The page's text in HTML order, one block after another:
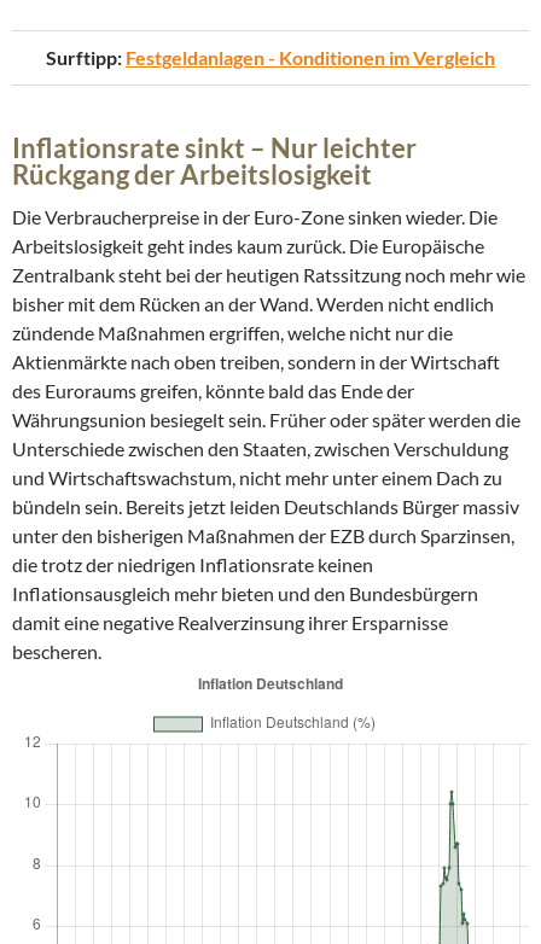
Surftipp: Festgeldanlagen - Konditionen im Vergleich
Inflationsrate sinkt – Nur leichter
Rückgang der Arbeitslosigkeit
Die Verbraucherpreise in der Euro-Zone sinken wieder. Die
Arbeitslosigkeit geht indes kaum zurück. Die Europäische
Zentralbank steht bei der heutigen Ratssitzung noch mehr wie
bisher mit dem Rücken an der Wand. Werden nicht endlich
zündende Maßnahmen ergriffen, welche nicht nur die
Aktienmärkte nach oben treiben, sondern in der Wirtschaft
des Euroraums greifen, könnte bald das Ende der
Währungsunion besiegelt sein. Früher oder später werden die
Unterschiede zwischen den Staaten, zwischen Verschuldung
und Wirtschaftswachstum, nicht mehr unter einem Dach zu
bündeln sein. Bereits jetzt leiden Deutschlands Bürger massiv
unter den bisherigen Maßnahmen der EZB durch Sparzinsen,
die trotz der niedrigen Inflationsrate keinen
Inflationsausgleich mehr bieten und den Bundesbürgern
damit eine negative Realverzinsung ihrer Ersparnisse
bescheren.